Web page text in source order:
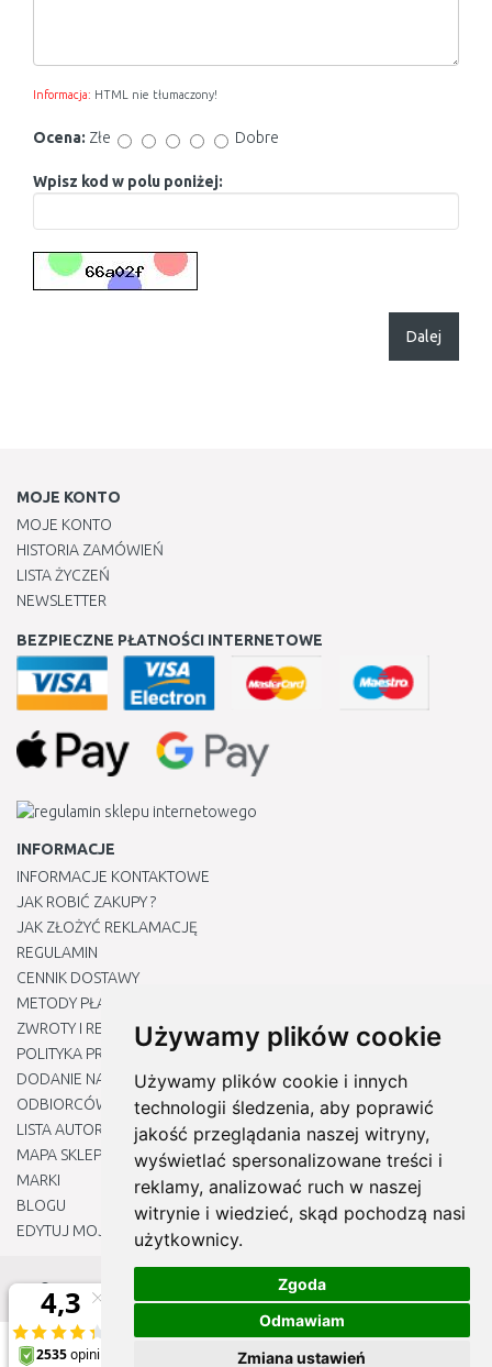
Używamy plików cookie
Używamy plików cookie i innych
technologii śledzenia, aby poprawić
jakość przeglądania naszej witryny,
wyświetlać spersonalizowane treści i
reklamy, analizować ruch w naszej
witrynie i wiedzieć, skąd pochodzą nasi
użytkownicy.
Zgoda
Odmawiam
Zmiana ustawień
Informacja: HTML nie tłumaczony!
Ocena: Złe Dobre
Wpisz kod w polu poniżej:
Dalej
MOJE KONTO
MOJE KONTO
HISTORIA ZAMÓWIEŃ
LISTA ŻYCZEŃ
NEWSLETTER
BEZPIECZNE PŁATNOŚCI INTERNETOWE
INFORMACJE
INFORMACJE KONTAKTOWE
JAK ROBIĆ ZAKUPY ?
JAK ZŁOŻYĆ REKLAMACJĘ
REGULAMIN
CENNIK DOSTAWY
METODY PŁATNOŚCI
ZWROTY I REKLAMACJE PRODUKTÓW
POLITYKA PRYWATNOŚCI
DODANIE NASZYCH ADRESÓW E-MAIL DO LISTY ZAUFANYCH
ODBIORCÓW
LISTA AUTORYZOWANYCH CENTRÓW SERWISOWYCH
MAPA SKLEPU
MARKI
BLOGU
EDYTUJ MOJE PREFERENCJE DOTYCZĄCE PLIKÓW COOKIE
© 2012 - 2026